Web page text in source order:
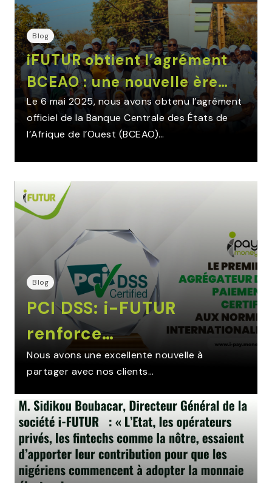
Blog
iFUTUR obtient l’agrément
BCEAO : une nouvelle ère…
Le 6 mai 2025, nous avons obtenu l’agrément
officiel de la Banque Centrale des États de
l’Afrique de l’Ouest (BCEAO)…
Blog
PCI DSS: i-FUTUR
renforce…
Nous avons une excellente nouvelle à
partager avec nos clients…